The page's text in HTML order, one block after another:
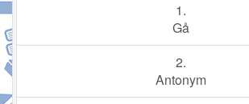
1.
Gå
2.
Antonym